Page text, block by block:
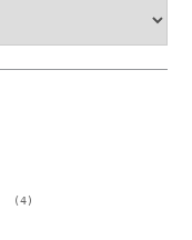
(4)